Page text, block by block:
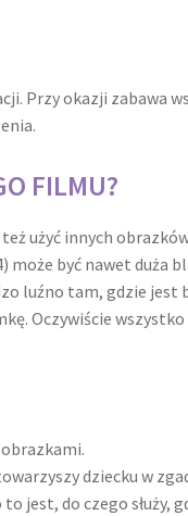
Przy okazji zabawa
FILMU?
użyć innych
być nawet duża
luźno tam, gdzie jest
Oczywiście
dziecku w
do czego służy,